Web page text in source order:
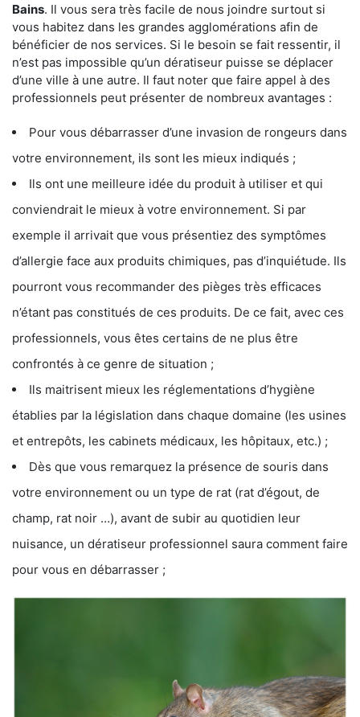
Bains. Il vous sera très facile de nous joindre surtout si
vous habitez dans les grandes agglomérations afin de
bénéficier de nos services. Si le besoin se fait ressentir, il
n’est pas impossible qu’un dératiseur puisse se déplacer
d’une ville à une autre. Il faut noter que faire appel à des
professionnels peut présenter de nombreux avantages :
Pour vous débarrasser d’une invasion de rongeurs dans
votre environnement, ils sont les mieux indiqués ;
Ils ont une meilleure idée du produit à utiliser et qui
conviendrait le mieux à votre environnement. Si par
exemple il arrivait que vous présentiez des symptômes
d’allergie face aux produits chimiques, pas d’inquiétude. Ils
pourront vous recommander des pièges très efficaces
n’étant pas constitués de ces produits. De ce fait, avec ces
professionnels, vous êtes certains de ne plus être
confrontés à ce genre de situation ;
Ils maitrisent mieux les réglementations d’hygiène
établies par la législation dans chaque domaine (les usines
et entrepôts, les cabinets médicaux, les hôpitaux, etc.) ;
Dès que vous remarquez la présence de souris dans
votre environnement ou un type de rat (rat d’égout, de
champ, rat noir …), avant de subir au quotidien leur
nuisance, un dératiseur professionnel saura comment faire
pour vous en débarrasser ;